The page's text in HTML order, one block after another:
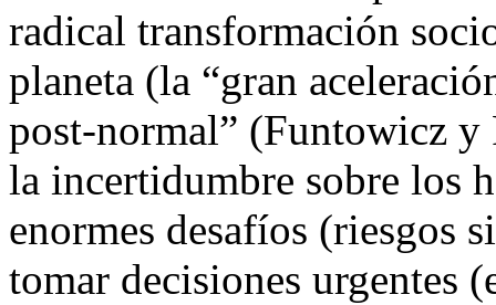
radical transformación
planeta (la “gran
post-normal” (Funtowicz y
la incertidumbre sobre los
enormes desafíos (riesgos
tomar decisiones urgentes